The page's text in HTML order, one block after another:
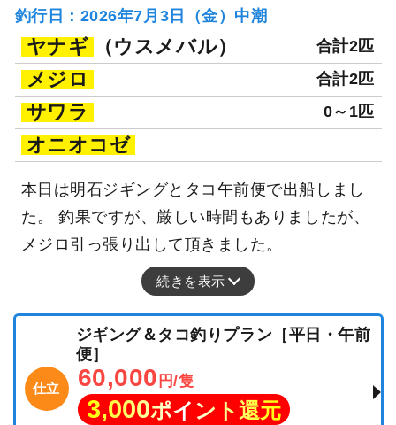
釣行日：2026年7月3日（金）中潮
ヤナギ （ウスメバル） 合計2匹
メジロ 合計2匹
サワラ 0～1匹
オニオコゼ
本日は明石ジギングとタコ午前便で出船しまし
た。 釣果ですが、厳しい時間もありましたが、
メジロ引っ張り出して頂きました。
続きを表示
仕立
ジギング＆タコ釣りプラン［平日・午前
便］
60,000 円/隻
3,000ポイント還元